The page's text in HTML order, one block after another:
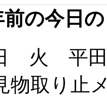
前の今日
火 平田
物取り止